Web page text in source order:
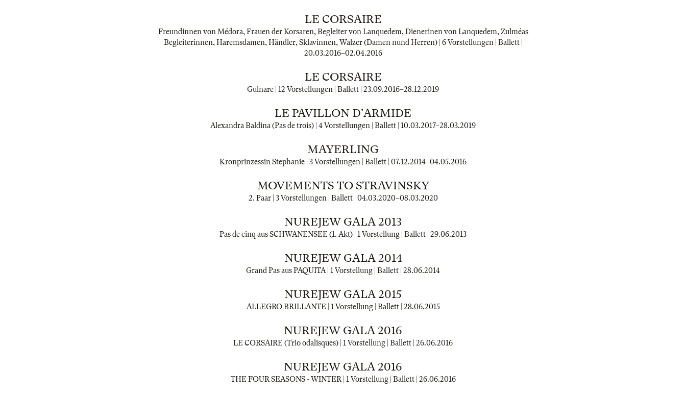
LE CORSAIRE
Freundinnen von Médora, Frauen der Korsaren, Begleiter von Lanquedem, Dienerinen von Lanquedem, Zulméas
Begleiterinnen, Haremsdamen, Händler, Sklavinnen, Walzer (Damen nund Herren) | 6 Vorstellungen | Ballett |
20.03.2016–02.04.2016
LE CORSAIRE
Gulnare | 12 Vorstellungen | Ballett | 23.09.2016–28.12.2019
LE PAVILLON D'ARMIDE
Alexandra Baldina (Pas de trois) | 4 Vorstellungen | Ballett | 10.03.2017–28.03.2019
MAYERLING
Kronprinzessin Stephanie | 3 Vorstellungen | Ballett | 07.12.2014–04.05.2016
MOVEMENTS TO STRAVINSKY
2. Paar | 3 Vorstellungen | Ballett | 04.03.2020–08.03.2020
NUREJEW GALA 2013
Pas de cinq aus SCHWANENSEE (1. Akt) | 1 Vorstellung | Ballett | 29.06.2013
NUREJEW GALA 2014
Grand Pas aus PAQUITA | 1 Vorstellung | Ballett | 28.06.2014
NUREJEW GALA 2015
ALLEGRO BRILLANTE | 1 Vorstellung | Ballett | 28.06.2015
NUREJEW GALA 2016
LE CORSAIRE (Trio odalisques) | 1 Vorstellung | Ballett | 26.06.2016
NUREJEW GALA 2016
THE FOUR SEASONS - WINTER | 1 Vorstellung | Ballett | 26.06.2016